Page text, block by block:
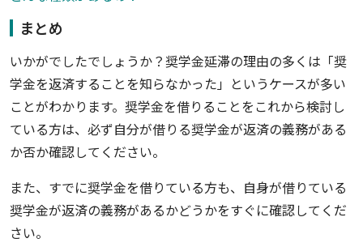
まとめ
いかがでしたでしょうか？奨学金延滞の理由の多くは「奨
学金を返済することを知らなかった」というケースが多い
ことがわかります。奨学金を借りることをこれから検討し
ている方は、必ず自分が借りる奨学金が返済の義務がある
か否か確認してください。
また、すでに奨学金を借りている方も、自身が借りている
奨学金が返済の義務があるかどうかをすぐに確認してくだ
さい。